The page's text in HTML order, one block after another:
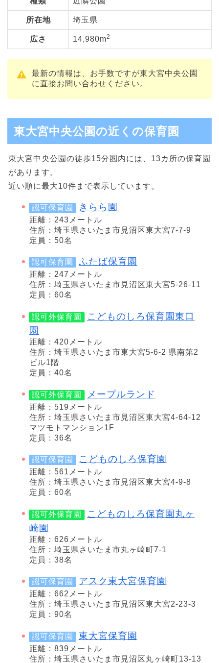
所在地 埼玉県
広さ 14,980m2
最新の情報は、お手数ですが東大宮中央公園
に直接お問い合わせください。
東大宮中央公園の近くの保育園
東大宮中央公園の徒歩15分圏内には、13カ所の保育園
があります。
近い順に最大10件まで表示しています。
認可保育園 きらら園
距離：243メートル
住所：埼玉県さいたま市見沼区東大宮7-7-9
定員：50名
認可保育園 ふたば保育園
距離：247メートル
住所：埼玉県さいたま市見沼区東大宮5-26-11
定員：60名
認可外保育園
こどものしろ保育園東口
園
距離：420メートル
住所：埼玉県さいたま市東大宮5-6-2 県南第2
ビル1階
定員：40名
認可外保育園 メープルランド
距離：519メートル
住所：埼玉県さいたま市見沼区東大宮4-64-12
マツモトマンション1F
定員：36名
認可保育園 こどものしろ保育園
距離：561メートル
住所：埼玉県さいたま市見沼区東大宮4-9-8
定員：60名
認可外保育園
こどものしろ保育園丸ヶ
崎園
距離：626メートル
住所：埼玉県さいたま市丸ヶ崎町7-1
定員：38名
認可保育園 アスク東大宮保育園
距離：662メートル
住所：埼玉県さいたま市見沼区東大宮2-23-3
定員：90名
認可保育園 東大宮保育園
距離：839メートル
住所：埼玉県さいたま市見沼区丸ヶ崎町13-13